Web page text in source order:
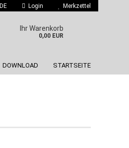
DE Login Merkzettel
Ihr Warenkorb
0,00 EUR
DOWNLOAD STARTSEITE